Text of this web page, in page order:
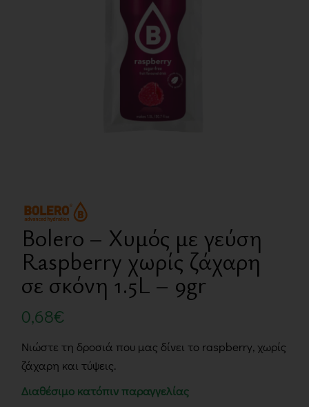
Bolero – Χυμός με γεύση
Raspberry χωρίς ζάχαρη
σε σκόνη 1.5L – 9gr
0,68€
Νιώστε τη δροσιά που μας δίνει το raspberry, χωρίς
ζάχαρη και τύψεις.
Διαθέσιμο κατόπιν παραγγελίας